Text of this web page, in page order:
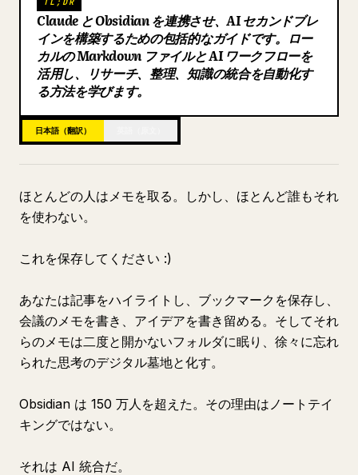
ブログ
更新情報
Claude と Obsidian を連携させ、AI セカンドブレ
インを構築するための包括的なガイドです。ロー
カルの Markdown ファイルと AI ワークフローを
活用し、リサーチ、整理、知識の統合を自動化す
る方法を学びます。
日本語（翻訳）
ほとんどの人はメモを取る。しかし、ほとんど誰もそれ
を使わない。
これを保存してください :)
あなたは記事をハイライトし、ブックマークを保存し、
会議のメモを書き、アイデアを書き留める。そしてそれ
らのメモは二度と開かないフォルダに眠り、徐々に忘れ
られた思考のデジタル墓地と化す。
Obsidian は 150 万人を超えた。その理由はノートテイ
キングではない。
それは AI 統合だ。